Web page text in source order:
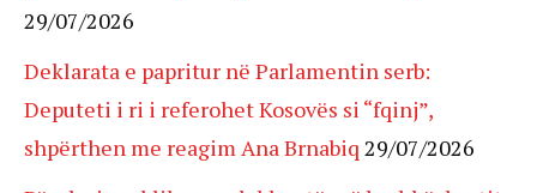
29/07/2026
Deklarata e papritur në Parlamentin serb:
Deputeti i ri i referohet Kosovës si “fqinj”,
shpërthen me reagim Ana Brnabiq 29/07/2026